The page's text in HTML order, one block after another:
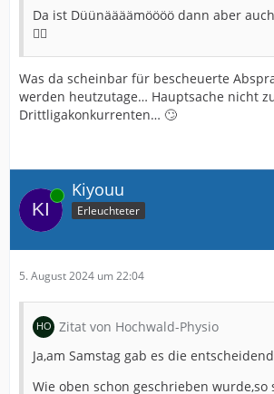
Da ist Düünäääämöööö dann aber
🤷‍♂️
Was da scheinbar für bescheuerte
werden heutzutage… Hauptsache nicht
Drittligakonkurrenten… 🙄
Online Kiyouu
Erleuchteter
5. August 2024 um 22:04
Zitat von Hochwald-Physio
Ja,am Samstag gab es die
Wie oben schon geschrieben